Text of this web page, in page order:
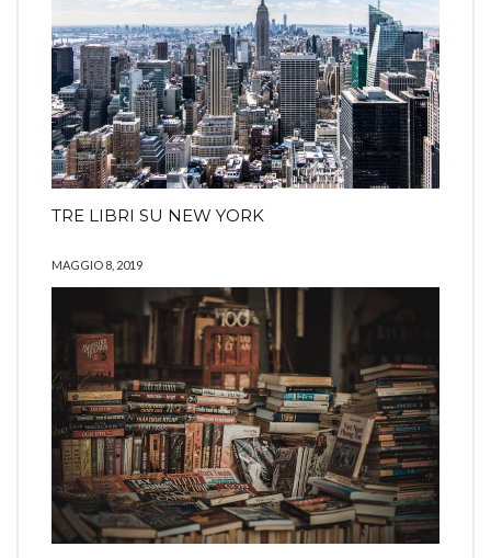
TRE LIBRI SU NEW YORK
MAGGIO 8, 2019